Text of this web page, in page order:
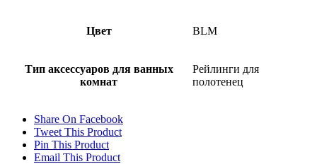
Цвет BLM
Тип аксессуаров для ванных
комнат
Рейлинги для
полотенец
Share On Facebook
Tweet This Product
Pin This Product
Email This Product